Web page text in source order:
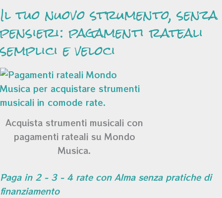
Il tuo nuovo strumento, senza
pensieri: pagamenti rateali
semplici e veloci
Acquista strumenti musicali con
pagamenti rateali su Mondo
Musica.
Paga in 2 - 3 - 4 rate con Alma senza pratiche di
finanziamento